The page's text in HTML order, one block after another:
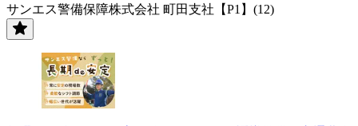
サンエス警備保障株式会社 町田支社【P1】(12)